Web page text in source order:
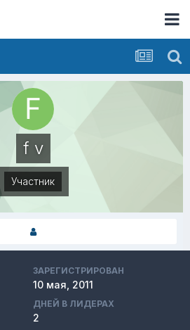
f v
Участник
ЗАРЕГИСТРИРОВАН
10 мая, 2011
ДНЕЙ В ЛИДЕРАХ
2